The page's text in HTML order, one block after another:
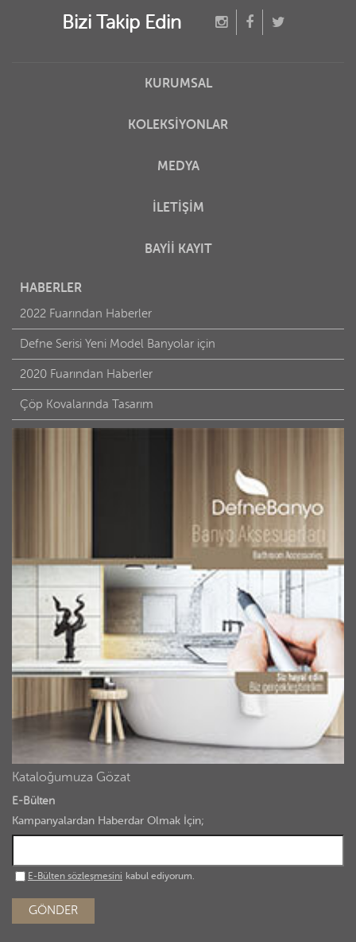
Bizi Takip Edin
KURUMSAL
KOLEKSİYONLAR
MEDYA
İLETİŞİM
BAYİİ KAYIT
HABERLER
2022 Fuarından Haberler
Defne Serisi Yeni Model Banyolar için
2020 Fuarından Haberler
Çöp Kovalarında Tasarım
Kataloğumuza Gözat
E-Bülten
Kampanyalardan Haberdar Olmak İçin;
E-Bülten sözleşmesini kabul ediyorum.
GÖNDER